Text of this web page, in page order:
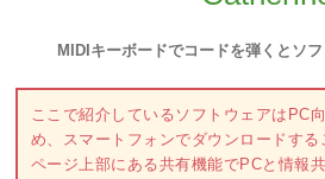
MIDIキーボードでコードを弾くとソ
ここで紹介しているソフトウェアはPC
め、スマートフォンでダウンロードする
ページ上部にある共有機能でPCと情報